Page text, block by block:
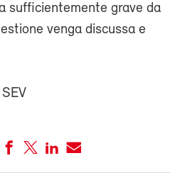
sufficientemente grave da
venga discussa e